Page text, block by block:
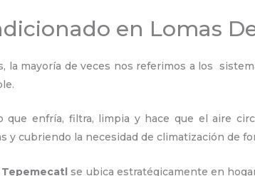
en Lomas
la mayoría de veces nos referimos a los
que enfría, filtra, limpia y hace que el aire
cubriendo la necesidad de climatización de
Tepemecatlse ubica estratégicamente en